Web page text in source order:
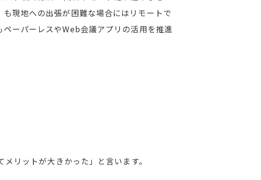
現地への出張が困難な場合にはリモートで
ーパーレスやWeb会議アプリの活用を推進
リットが大きかった」と言います。